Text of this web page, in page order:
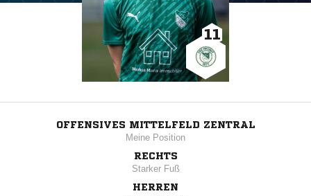
11
OFFENSIVES MITTELFELD ZENTRAL
Meine Position
RECHTS
Starker Fuß
HERREN